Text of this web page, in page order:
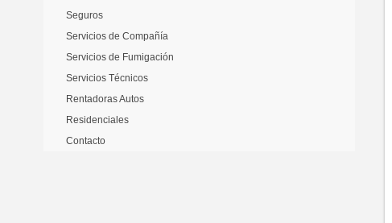
Seguros
Servicios de Compañía
Servicios de Fumigación
Servicios Técnicos
Rentadoras Autos
Residenciales
Contacto